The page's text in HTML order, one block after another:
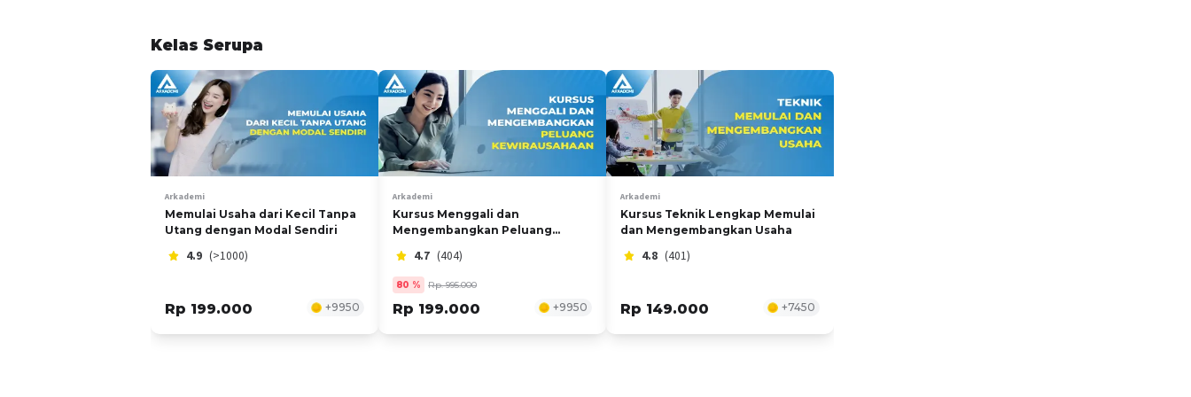
Kelas Serupa
Arkademi
Memulai Usaha dari Kecil Tanpa
Utang dengan Modal Sendiri
4.9 (>1000)
Rp 199.000 +9950
Arkademi
Kursus Menggali dan
Mengembangkan Peluang
4.7 (404)
80 % Rp. 995.000
Rp 199.000 +9950
Arkademi
Kursus Teknik Lengkap Memulai
dan Mengembangkan Usaha
4.8 (401)
Rp 149.000 +7450